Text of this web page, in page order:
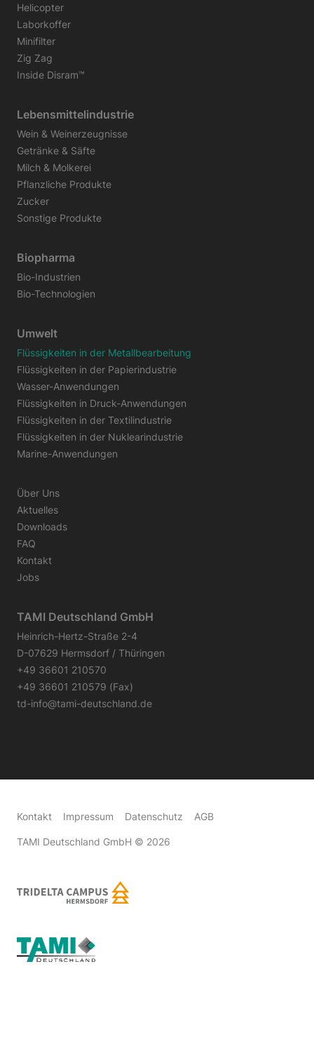
Helicopter
Laborkoffer
Minifilter
Zig Zag
Inside Disram™
Lebensmittelindustrie
Wein & Weinerzeugnisse
Getränke & Säfte
Milch & Molkerei
Pflanzliche Produkte
Zucker
Sonstige Produkte
Biopharma
Bio-Industrien
Bio-Technologien
Umwelt
Flüssigkeiten in der Metallbearbeitung
Flüssigkeiten in der Papierindustrie
Wasser-Anwendungen
Flüssigkeiten in Druck-Anwendungen
Flüssigkeiten in der Textilindustrie
Flüssigkeiten in der Nuklearindustrie
Marine-Anwendungen
Über Uns
Aktuelles
Downloads
FAQ
Kontakt
Jobs
TAMI Deutschland GmbH
Heinrich-Hertz-Straße 2-4
D-07629 Hermsdorf / Thüringen
+49 36601 210570
+49 36601 210579 (Fax)
td-info@tami-deutschland.de
Kontakt Impressum Datenschutz AGB
TAMI Deutschland GmbH © 2026